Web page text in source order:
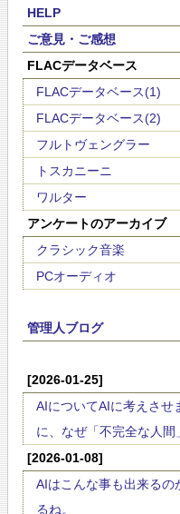
HELP
ご意見・ご感想
FLACデータベース
FLACデータベース(1)
FLACデータベース(2)
フルトヴェングラー
トスカニーニ
ワルター
アンケートのアーカイブ
クラシック音楽
PCオーディオ
管理人ブログ
[2026-01-25]
AIについてAIに考えさせ
に、なぜ「不完全な人間
[2026-01-08]
AIはこんな事も出来る
るね。